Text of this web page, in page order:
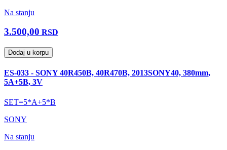
Na stanju
3.500,00 RSD
Dodaj u korpu
ES-033 - SONY 40R450B, 40R470B, 2013SONY40, 380mm,
5A+5B, 3V
SET=5*A+5*B
SONY
Na stanju